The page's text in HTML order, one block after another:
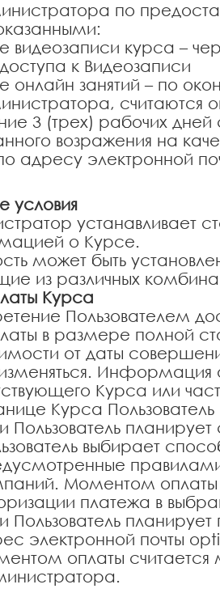
по
видеозаписи курса –
к Видеозаписи
онлайн занятий – по
3 (трех) рабочих
возражения на
адресу электронной
условия
устанавливает
о Курсе.
может быть
из различных
Курса
Пользователем
в размере полной
от даты
Информация
Курса или
Курса
Пользователь
выбирает
Моментом оплаты
платежа в
Пользователь
электронной почты
оплаты считается